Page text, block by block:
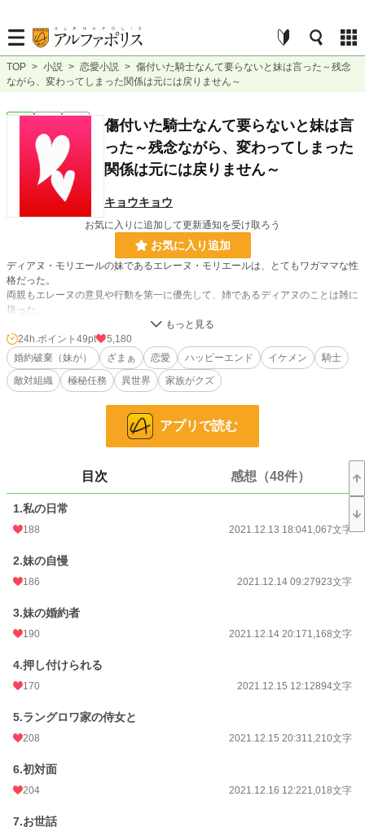
TOP > 小説 > 恋愛小説 > 傷付いた騎士なんて要らないと妹は言った～残念
ながら、変わってしまった関係は元には戻りません～
恋愛 完結 短編
傷付いた騎士なんて要らないと妹は言
った～残念ながら、変わってしまった
関係は元には戻りません～
キョウキョウ
お気に入りに追加して更新通知を受け取ろう
お気に入り追加
ディアヌ・モリエールの妹であるエレーヌ・モリエールは、とてもワガママな性
格だった。
両親もエレーヌの意見や行動を第一に優先して、姉であるディアヌのことは雑に
扱った。
ある日、エレーヌの婚約者だったジョセフ・ラングロワという騎士が仕事中に大
怪我を負った。
全身を包帯で巻き、１人では歩けないほどの重症だという。
のディアヌに看病を押し付けた。
ついでに、婚約関係まで押し付けようと両親に頼み込む。
小説 16,702 位 / 229,023 件
24h.ポイント
文字数 30,124
更新日時
初回公開日時 2021.12.13 18:04
初回完結日時
週間ポイント 310 pt (19,242 位)
年間ポイント
24h.ポイント 49pt
5,180
婚約破棄（妹が）
ざまぁ 恋愛 ハッピーエンド イケメン
騎士
敵対組織
極秘任務 異世界 家族がクズ
アプリで読む
目次 感想（48件）
1.私の日常
188 2021.12.13 18:041,067文字
2.妹の自慢
186 2021.12.14 09:27923文字
3.妹の婚約者
190 2021.12.14 20:171,168文字
4.押し付けられる
170 2021.12.15 12:12894文字
5.ラングロワ家の侍女と
208 2021.12.15 20:311,210文字
6.初対面
204 2021.12.16 12:221,018文字
7.お世話